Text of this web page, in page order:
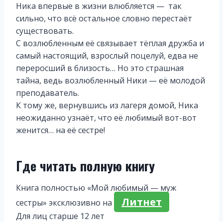
Ника впервые в жизни влюбляется — так
сильно, что всё остальное словно перестаёт
существовать.
С возлюбленным её связывает тёплая дружба и
самый настоящий, взрослый поцелуй, едва не
переросший в близость… Но это страшная
тайна, ведь возлюбленный Ники — её молодой
преподаватель.
К тому же, вернувшись из лагеря домой, Ника
неожиданно узнаёт, что её любимый вот-вот
женится… на её сестре!
Где читать полную книгу
Книга полностью «Мой любимый — муж
сестры» эксклюзивно на
Литнет
Для лиц старше 12 лет